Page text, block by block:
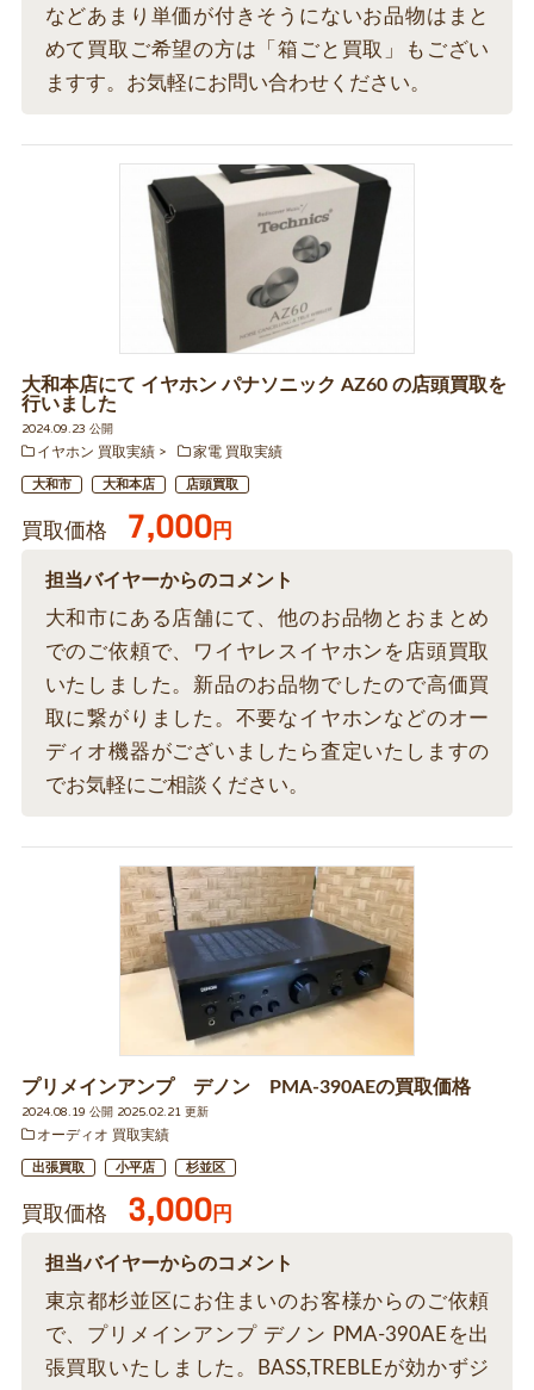
などあまり単価が付きそうにないお品物はまと
めて買取ご希望の方は「箱ごと買取」もござい
ますす。お気軽にお問い合わせください。
大和本店にて イヤホン パナソニック AZ60 の店頭買取を
行いました
2024.09.23 公開
イヤホン 買取実績
家電 買取実績
大和市 大和本店 店頭買取
買取価格 7,000円
担当バイヤーからのコメント
大和市にある店舗にて、他のお品物とおまとめ
でのご依頼で、ワイヤレスイヤホンを店頭買取
いたしました。新品のお品物でしたので高価買
取に繋がりました。不要なイヤホンなどのオー
ディオ機器がございましたら査定いたしますの
でお気軽にご相談ください。
プリメインアンプ デノン PMA-390AEの買取価格
2024.08.19 公開 2025.02.21 更新
オーディオ 買取実績
出張買取 小平店 杉並区
買取価格 3,000円
担当バイヤーからのコメント
東京都杉並区にお住まいのお客様からのご依頼
で、プリメインアンプ デノン PMA-390AEを出
張買取いたしました。BASS,TREBLEが効かずジ